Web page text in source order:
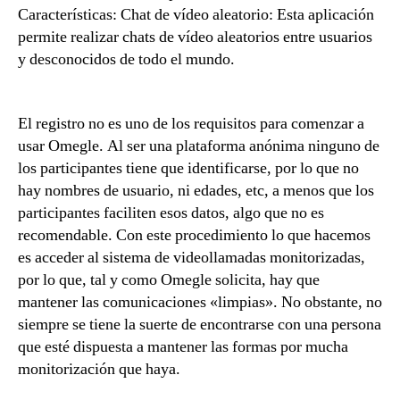
Características: Chat de vídeo aleatorio: Esta aplicación
permite realizar chats de vídeo aleatorios entre usuarios
y desconocidos de todo el mundo.
El registro no es uno de los requisitos para comenzar a
usar Omegle. Al ser una plataforma anónima ninguno de
los participantes tiene que identificarse, por lo que no
hay nombres de usuario, ni edades, etc, a menos que los
participantes faciliten esos datos, algo que no es
recomendable. Con este procedimiento lo que hacemos
es acceder al sistema de videollamadas monitorizadas,
por lo que, tal y como Omegle solicita, hay que
mantener las comunicaciones «limpias». No obstante, no
siempre se tiene la suerte de encontrarse con una persona
que esté dispuesta a mantener las formas por mucha
monitorización que haya.